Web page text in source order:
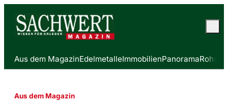
Aus dem MagazinEdelmetalleImmobilienPanorama
Aus dem Magazin